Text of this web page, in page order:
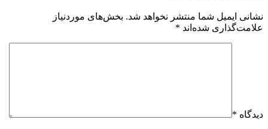
نشانی ایمیل شما منتشر نخواهد شد. بخش‌های موردنیاز
علامت‌گذاری شده‌اند *
دیدگاه *